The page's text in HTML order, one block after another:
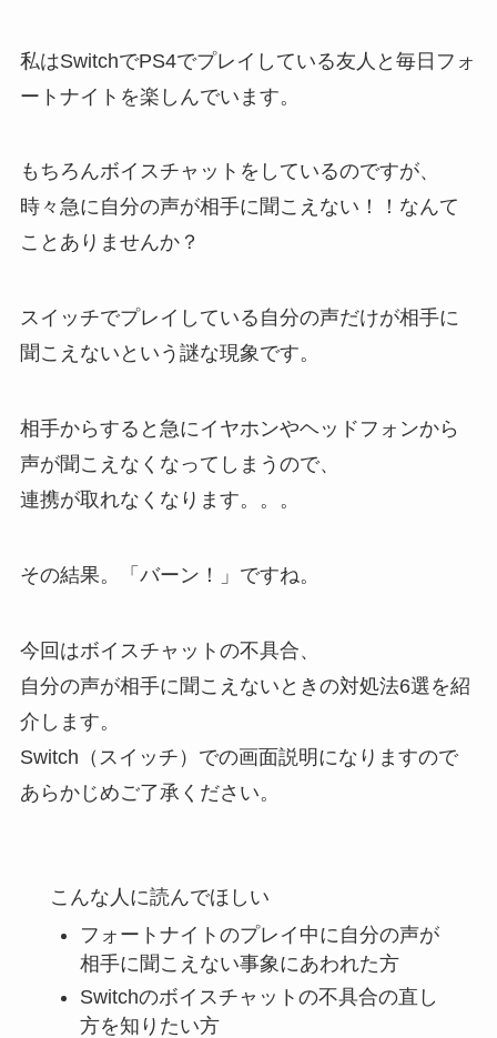
私はSwitchでPS4でプレイしている友人と毎日フォ
ートナイトを楽しんでいます。
もちろんボイスチャットをしているのですが、
時々急に自分の声が相手に聞こえない！
！なんて
ことありませんか？
スイッチでプレイしている自分の声だけが相手に
聞こえないという謎な現象です。
相手からすると急にイヤホンやヘッドフォンから
声が聞こえなくなってしまうので、
連携が取れなくなります。。。
その結果。「バーン！」ですね。
今回はボイスチャットの不具合、
自分の声が相手に聞こえないときの対処法6選 を紹
介します。
Switch（スイッチ）での画面説明になりますので
あらかじめご了承ください。
こんな人に読んでほしい
フォートナイトのプレイ中に自分の声が
相手に聞こえない事象にあわれた方
Switchのボイスチャットの不具合の直し
方を知りたい方